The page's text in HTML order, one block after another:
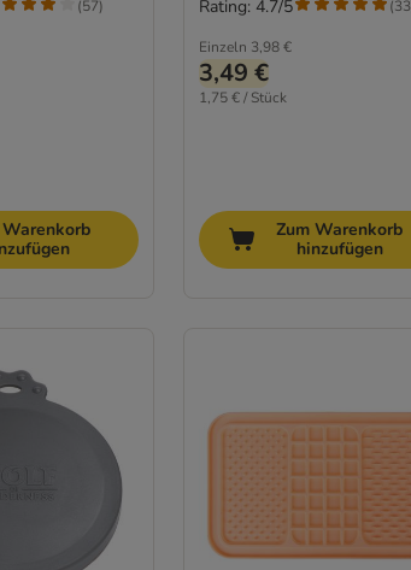
(57)
Einzeln 3,98 €
3,49 €
1,75 € / Stück
Rating: 4.7/5 (33
Zum Warenkorb
hinzufügen